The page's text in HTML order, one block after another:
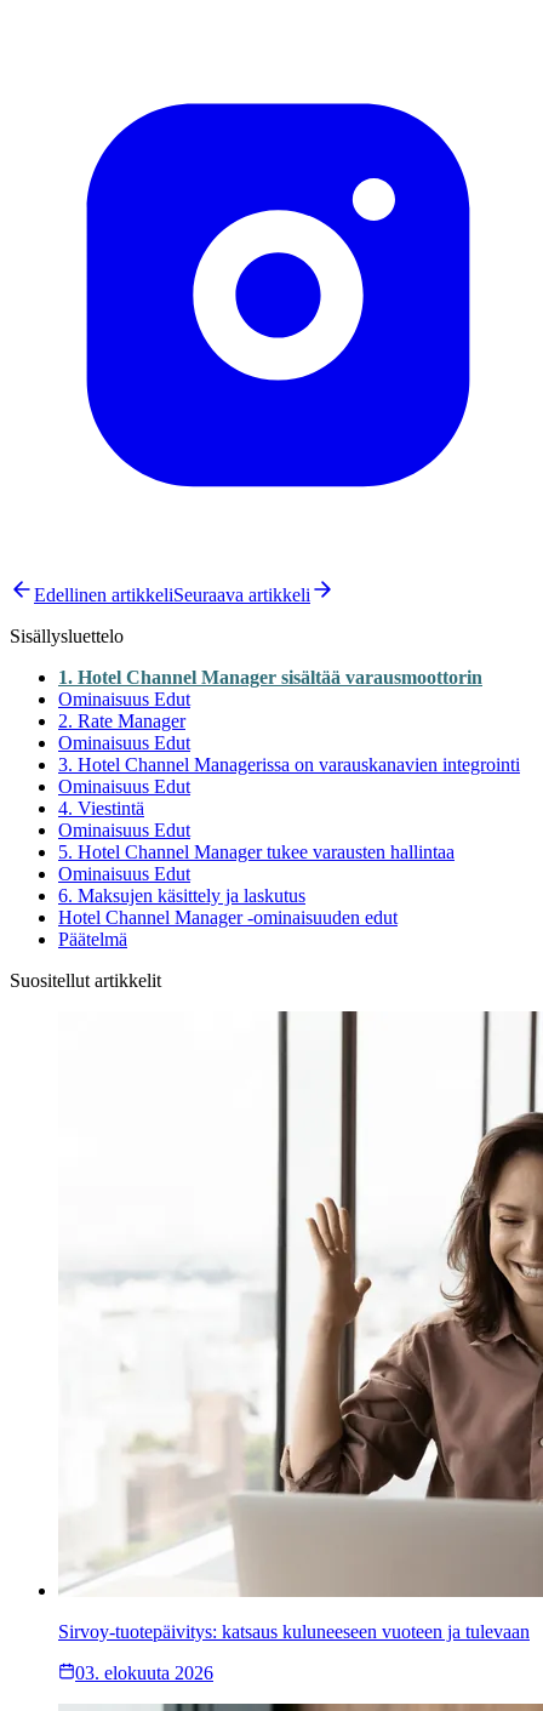
Edellinen artikkeliSeuraava artikkeli
Sisällysluettelo
1. Hotel Channel Manager sisältää varausmoottorin
Ominaisuus Edut
2. Rate Manager
Ominaisuus Edut
3. Hotel Channel Managerissa on varauskanavien integrointi
Ominaisuus Edut
4. Viestintä
Ominaisuus Edut
5. Hotel Channel Manager tukee varausten hallintaa
Ominaisuus Edut
6. Maksujen käsittely ja laskutus
Hotel Channel Manager -ominaisuuden edut
Päätelmä
Suositellut artikkelit
Sirvoy-tuotepäivitys: katsaus kuluneeseen vuoteen ja tulevaan
03. elokuuta 2026